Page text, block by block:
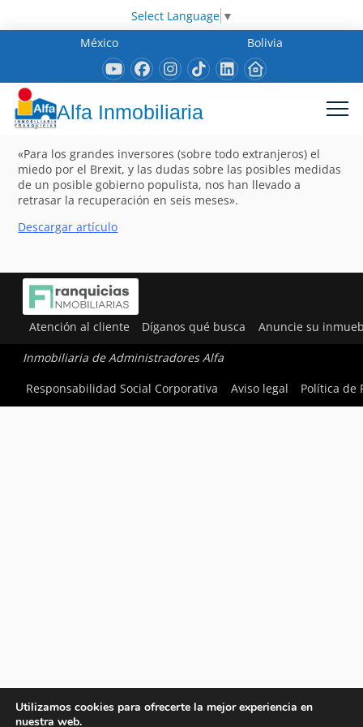
Select Language ▼
México
Bolivia
Alfa Inmobiliaria
«Para los grandes inversores (sobre todo extranjeros) el
miedo por el Brexit, y las dudas sobre las posibles medidas
de un posible gobierno populista, nos han llevado a
retrasar la recuperación en seis meses».
Descargar artículo
Atención al cliente Díganos qué busca Anuncie su
Inmobiliaria de Administradores Alfa
Responsabilidad Social Corporativa
Aviso legal Política de
Utilizamos cookies para ofrecerte la mejor experiencia en
nuestra web.